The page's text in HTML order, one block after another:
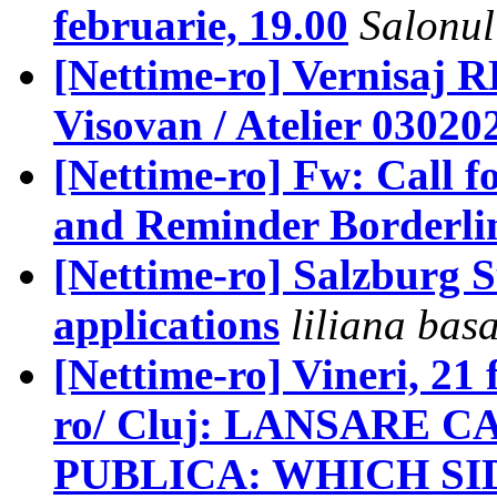
februarie, 19.00
[Nettime-ro] Vernisaj
Visovan / Atelier
[Nettime-ro] Fw: Call
and Reminder
[Nettime-ro] Salzburg
applications liliana
[Nettime-ro] Vineri, 21
ro/ Cluj: LANSARE
PUBLICA: WHICH